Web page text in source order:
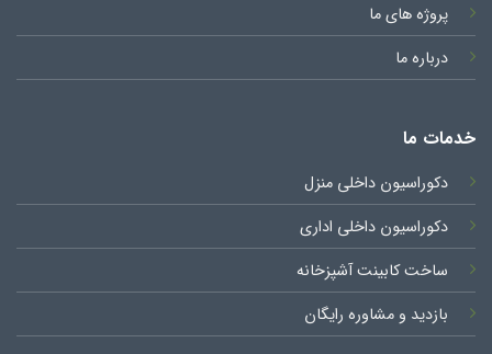
پروژه های ما
درباره ما
خدمات ما
دکوراسیون داخلی منزل
دکوراسیون داخلی اداری
ساخت کابینت آشپزخانه
بازدید و مشاوره رایگان